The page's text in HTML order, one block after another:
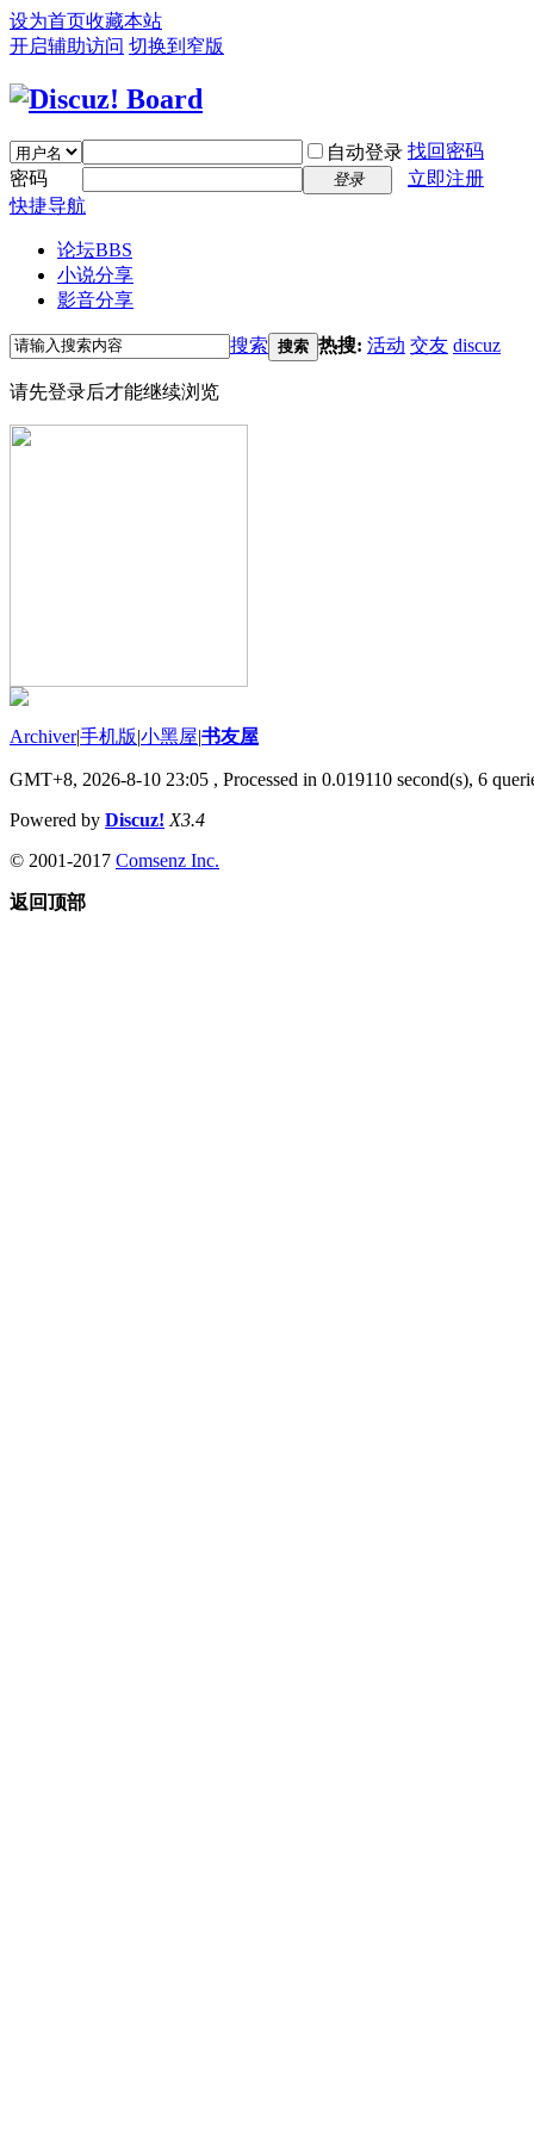
设为首页收藏本站
开启辅助访问 切换到窄版
自动登录 找回密码
密码
登录
立即注册
快捷导航
论坛BBS
小说分享
影音分享
搜索 搜索 热搜: 活动 交友 discuz
请先登录后才能继续浏览
Archiver|手机版|小黑屋|书友屋
GMT+8, 2026-8-10 23:05 , Processed in 0.019110 second(s), 6
Powered by Discuz! X3.4
© 2001-2017 Comsenz Inc.
返回顶部